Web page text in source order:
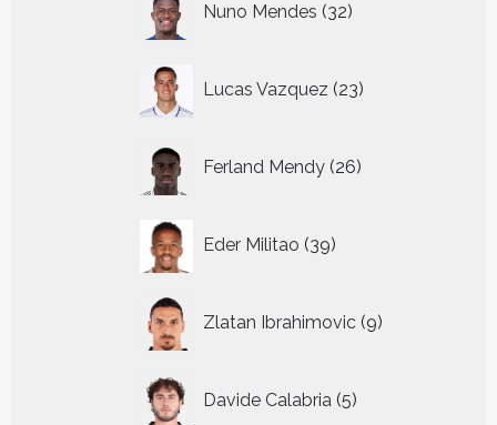
Nuno Mendes 32
producten
Lucas Vazquez 23
producten
Ferland Mendy 26
producten
Eder Militao 39
producten
Zlatan Ibrahimovic 9
producten
Davide Calabria 5
producten